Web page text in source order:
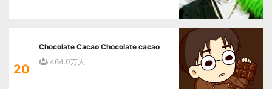
20
Chocolate Cacao Chocolate cacao
464.0万人